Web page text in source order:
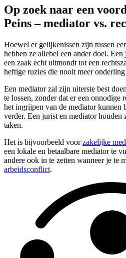
Op zoek naar een
Peins – mediator vs.
Hoewel er gelijkenissen zijn tussen
hebben ze allebei een ander doel.
een zaak echt uitmondt tot een
heftige ruzies die nooit meer
Een mediator zal zijn uiterste best
te lossen, zonder dat er een onnodige
het ingrijpen van de mediator kunnen
verder. Een jurist en mediator houden
taken.
Het is bijvoorbeeld voorzakelijke
een lokale en betaalbare mediator te
andere ook in te zetten wanneer je te
arbeidsconflict.